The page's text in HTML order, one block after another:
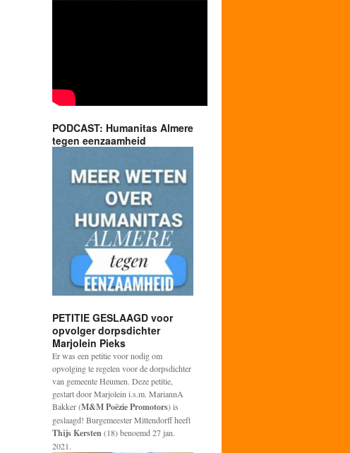
PODCAST: Humanitas Almere
tegen eenzaamheid
PETITIE GESLAAGD voor
opvolger dorpsdichter
Marjolein Pieks
Er was een petitie voor nodig om
opvolging te regelen voor de dorpsdichter
van gemeente Heumen. Deze petitie,
gestart door Marjolein i.s.m. MariannA
Bakker (M&M Poëzie Promotors) is
geslaagd! Burgemeester Mittendorff heeft
Thijs Kersten(18) benoemd 27 jan.
2021.